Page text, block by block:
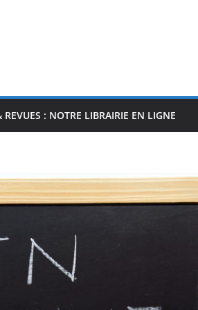
REVUES : NOTRE LIBRAIRIE EN LIGNE